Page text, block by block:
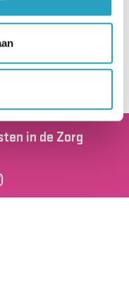
nieuwsoverzicht
in de Zorg